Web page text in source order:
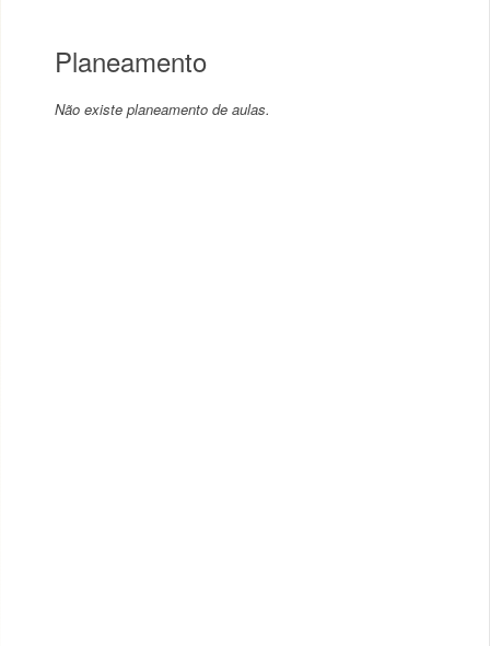
Planeamento
Não existe planeamento de aulas.